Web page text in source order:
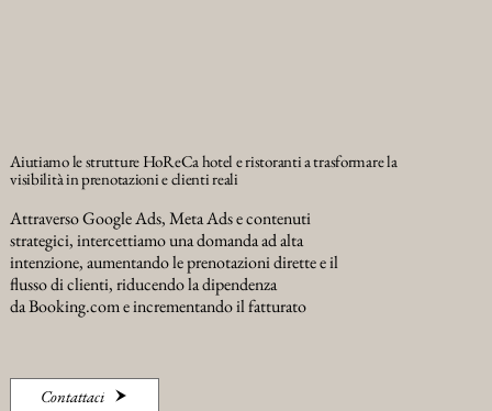
Aiutiamo le strutture HoReCa hotel e ristoranti a trasformare la
visibilità in prenotazioni e clienti reali
Attraverso Google Ads, Meta Ads e contenuti
strategici, intercettiamo una domanda ad alta
intenzione, aumentando le prenotazioni dirette e il
flusso di clienti, riducendo la dipendenza
da Booking.com e incrementando il fatturato
Contattaci